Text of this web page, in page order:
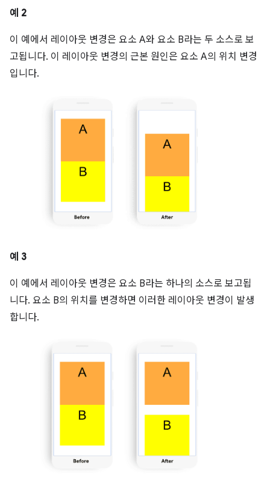
예 2
이 예에서 레이아웃 변경은 요소 A와 요소 B라는 두 소스로 보
고됩니다. 이 레이아웃 변경의 근본 원인은 요소 A의 위치 변경
입니다.
예 3
이 예에서 레이아웃 변경은 요소 B라는 하나의 소스로 보고됩
니다. 요소 B의 위치를 변경하면 이러한 레이아웃 변경이 발생
합니다.